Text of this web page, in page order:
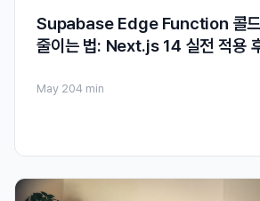
Supabase Edge Function 콜드
줄이는 법: Next.js 14 실전 적용
May 204 min